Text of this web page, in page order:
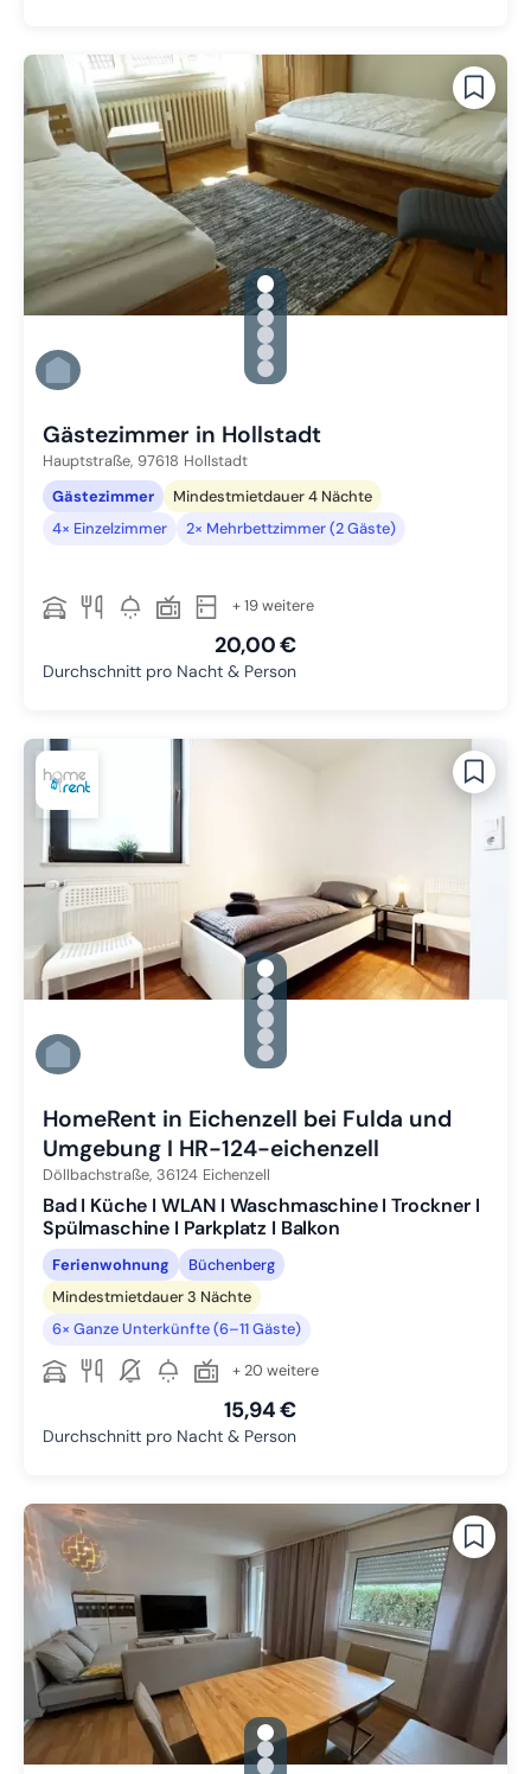
gallery.slide_selector
Zu Slide 1 wechseln
Zu Slide 2 wechseln
Zu Slide 3 wechseln
Zu Slide 4 wechseln
Zu Slide 5 wechseln
Zu Slide 6 wechseln
Gästezimmer in Hollstadt
Hauptstraße, 97618 Hollstadt
Gästezimmer
Mindestmietdauer 4 Nächte
4× Einzelzimmer
2× Mehrbettzimmer (2 Gäste)
+ 19 weitere
20,00 €
Durchschnitt pro Nacht & Person
gallery.slide_selector
Zu Slide 1 wechseln
Zu Slide 2 wechseln
Zu Slide 3 wechseln
Zu Slide 4 wechseln
Zu Slide 5 wechseln
Zu Slide 6 wechseln
HomeRent in Eichenzell bei Fulda und
Umgebung I HR-124-eichenzell
Döllbachstraße, 36124 Eichenzell
Bad I Küche I WLAN I Waschmaschine I Trockner I
Spülmaschine I Parkplatz I Balkon
Ferienwohnung
Büchenberg
Mindestmietdauer 3 Nächte
6× Ganze Unterkünfte (6–11 Gäste)
+ 20 weitere
15,94 €
Durchschnitt pro Nacht & Person
gallery.slide_selector
Zu Slide 1 wechseln
Zu Slide 2 wechseln